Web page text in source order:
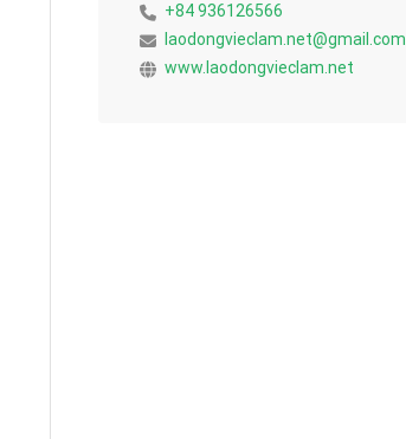
+84 936126566
laodongvieclam.net@gmail.com
www.laodongvieclam.net